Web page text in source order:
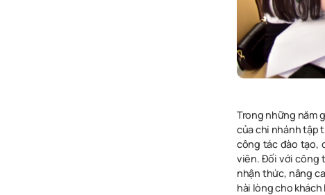
Trong những năm
của chi nhánh tập
công tác đào tạo,
viên. Đối với công
nhận thức, nâng
hài lòng cho khách